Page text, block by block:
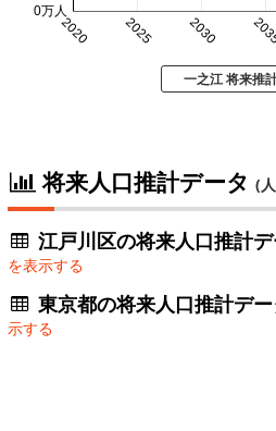
2020 2025 2030
0万人
一之江 将来推
将来人口推計データ (
江戸川区の将来人口推計
を表示する
東京都の将来人口推計デ
示する